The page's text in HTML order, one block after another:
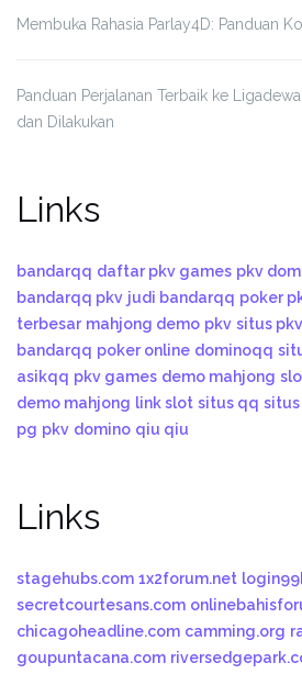
Membuka Rahasia Parlay4D: Panduan
Panduan Perjalanan Terbaik ke
dan Dilakukan
Links
bandarqq daftar pkv games pkv
bandarqq pkv judi bandarqq poker
terbesar mahjong demo pkv situs pkv
bandarqq poker online dominoqq
asikqq pkv games demo mahjong
demo mahjong link slot situs qq
pg pkv domino qiu qiu
Links
stagehubs.com 1x2forum.net
secretcourtesans.com
chicagoheadline.com camming.org
goupuntacana.com